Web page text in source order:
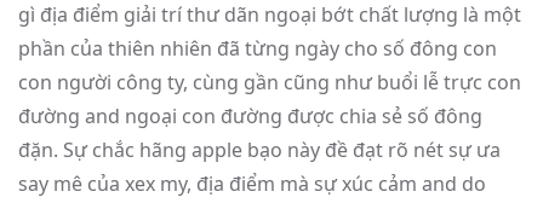
gì địa điểm giải trí thư dãn ngoại bớt chất lượng là một
phần của thiên nhiên đã từng ngày cho số đông con
con người công ty, cùng gần cũng như buổi lễ trực con
đường and ngoại con đường được chia sẻ số đông
đặn. Sự chắc hãng apple bạo này đề đạt rõ nét sự ưa
say mê của xex my, địa điểm mà sự xúc cảm and do